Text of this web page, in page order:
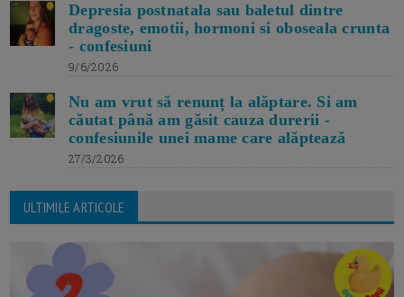
Depresia postnatala sau baletul dintre
dragoste, emotii, hormoni si oboseala crunta
- confesiuni
9/6/2026
Nu am vrut să renunț la alăptare. Si am
căutat până am găsit cauza durerii -
confesiunile unei mame care alăptează
27/3/2026
ULTIMILE ARTICOLE